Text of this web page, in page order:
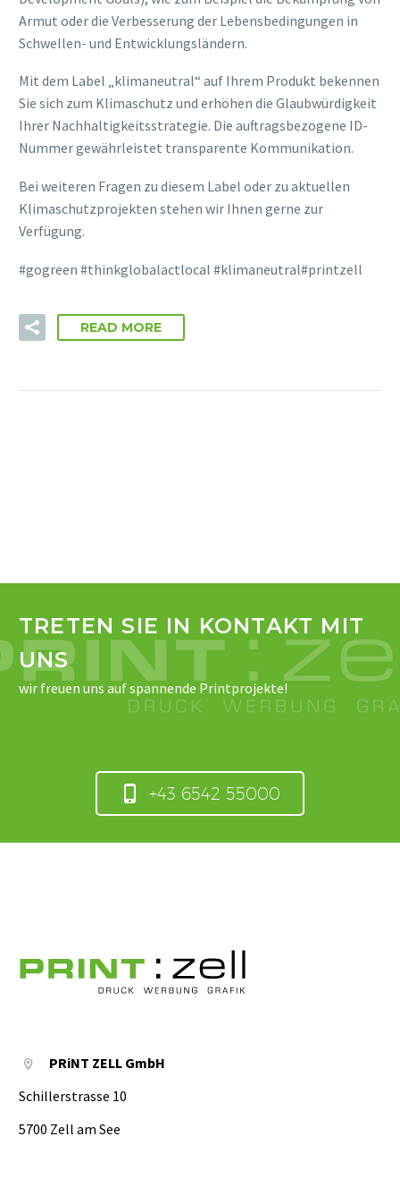
Armut oder die Verbesserung der Lebensbedingungen in
Schwellen- und Entwicklungsländern.
Mit dem Label „klimaneutral“ auf Ihrem Produkt bekennen
Sie sich zum Klimaschutz und erhöhen die Glaubwürdigkeit
Ihrer Nachhaltigkeitsstrategie. Die auftragsbezogene ID-
Nummer gewährleistet transparente Kommunikation.
Bei weiteren Fragen zu diesem Label oder zu aktuellen
Klimaschutzprojekten stehen wir Ihnen gerne zur
Verfügung.
#gogreen #thinkglobalactlocal #klimaneutral#printzell
READ MORE
TRETEN SIE IN KONTAKT MIT
UNS
wir freuen uns auf spannende Printprojekte!
 +43 6542 55000


PRiNT ZELL GmbH
Schillerstrasse 10
5700 Zell am See